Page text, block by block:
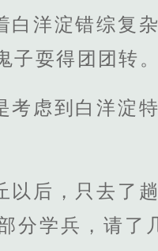
白洋淀错综复
子耍得团团转。
考虑到白洋淀
以后，只去了
分学兵，请了